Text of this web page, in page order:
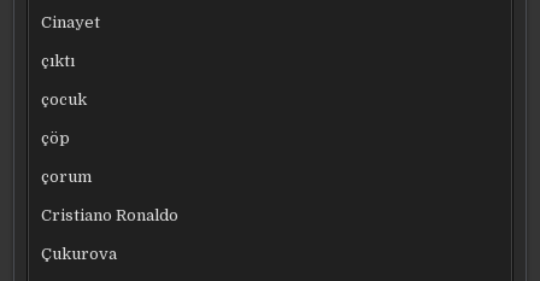
Cinayet
çıktı
çocuk
çöp
çorum
Cristiano Ronaldo
Çukurova